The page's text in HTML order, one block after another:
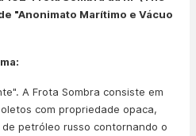
"Anonimato Marítimo e Vácuo
A Frota Sombra consiste em
com propriedade opaca,
petróleo russo contornando o